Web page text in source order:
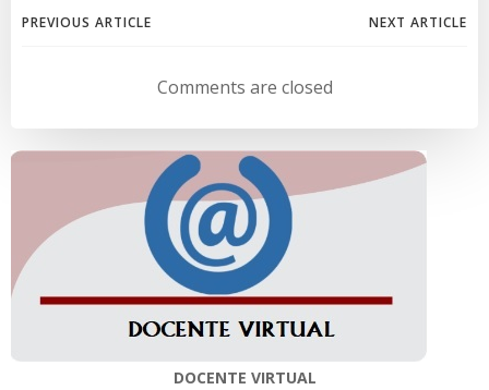
Navegación
entradas
PREVIOUS ARTICLE
Navegación
de
entradas
NEXT ARTICLE
Comments are closed
DOCENTE VIRTUAL